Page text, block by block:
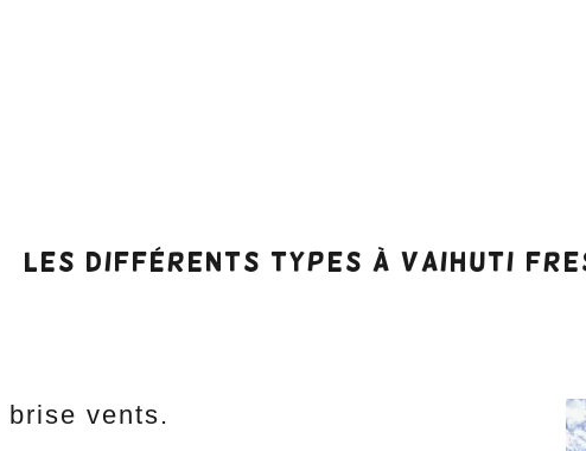
Les différents types à Vaihuti
brise vents.